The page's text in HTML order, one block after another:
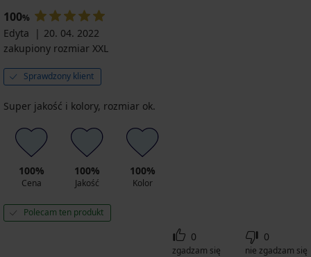
100%
Edyta
20. 04. 2022
zakupiony rozmiar XXL
Sprawdzony klient
Super jakość i kolory, rozmiar ok.
100%
Cena
100%
Jakość
100%
Kolor
Polecam ten produkt
0
zgadzam się
0
nie zgadzam się